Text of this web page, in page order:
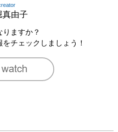
真由子
りますか？
チェックしましょう！